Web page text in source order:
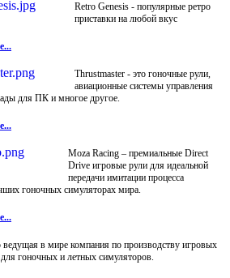
Retro Genesis - популярные ретро
приставки на любой вкус
Thrustmaster - это гоночные рули,
авиационные системы управления
для ПК и многое другое.
Moza Racing – премиальные Direct
Drive игровые рули для идеальной
передачи имитации процесса
гоночных симуляторах мира.
ведущая в мире компания по производству игровых
гоночных и летных симуляторов.